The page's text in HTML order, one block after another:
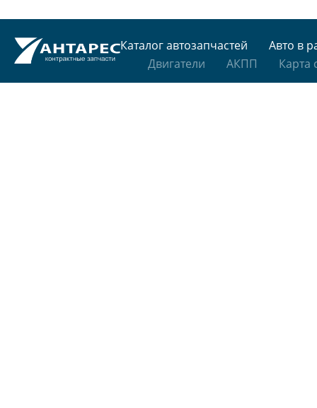
Каталог автозапчастей
Авто в
Двигатели
АКПП Карта